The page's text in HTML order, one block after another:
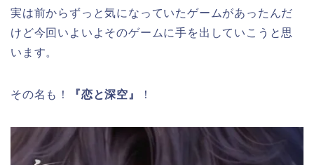
実は前からずっと気になっていたゲームがあったんだ
けど今回いよいよそのゲームに手を出していこうと思
います。
その名も！ 『恋と深空』 ！